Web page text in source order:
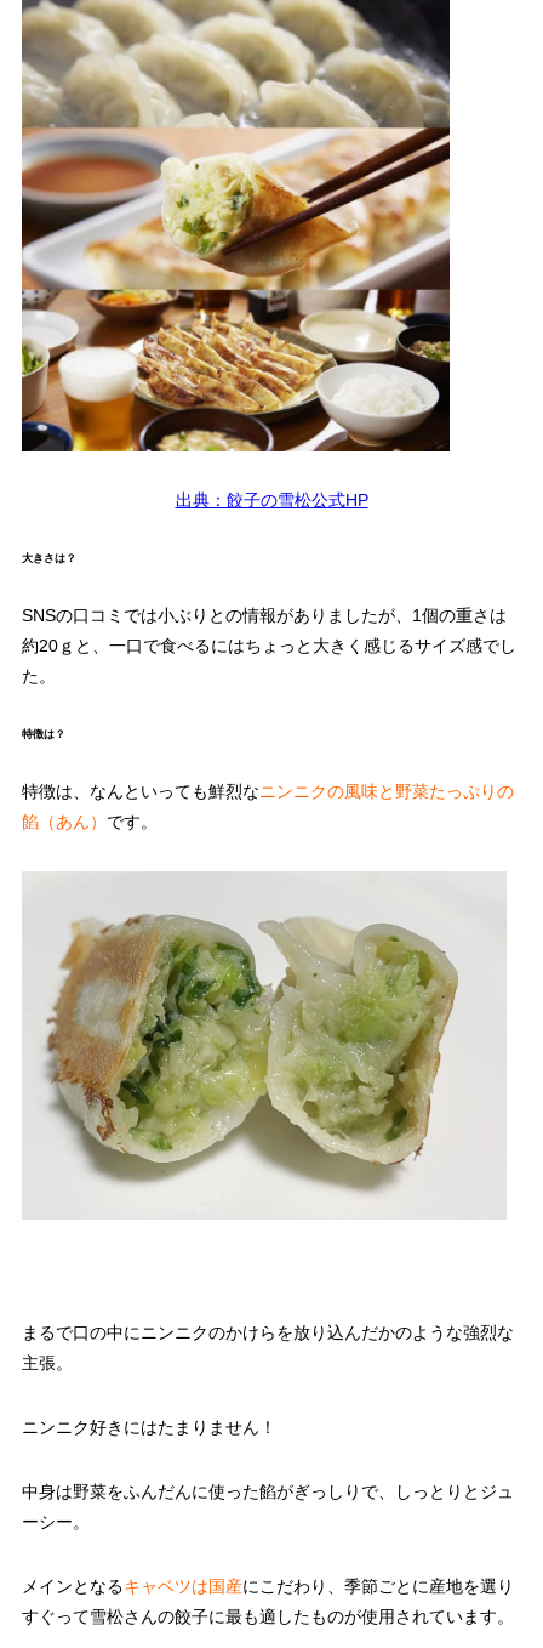
出典：餃子の雪松公式HP
大きさは？
SNSの口コミでは小ぶりとの情報がありましたが、1個の重さは
約20ｇと、一口で食べるにはちょっと大きく感じるサイズ感でし
た。
特徴は？
特徴は、なんといっても鮮烈なニンニクの風味と野菜たっぷりの
餡（あん） です。
まるで口の中にニンニクのかけらを放り込んだかのような強烈な
主張。
ニンニク好きにはたまりません！
中身は野菜をふんだんに使った餡がぎっしりで、しっとりとジュ
ーシー。
メインとなるキャベツは国産にこだわり、季節ごとに産地を選り
すぐって雪松さんの餃子に最も適したものが使用されています。